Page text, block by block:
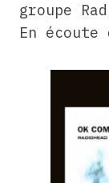
groupe
En écoute